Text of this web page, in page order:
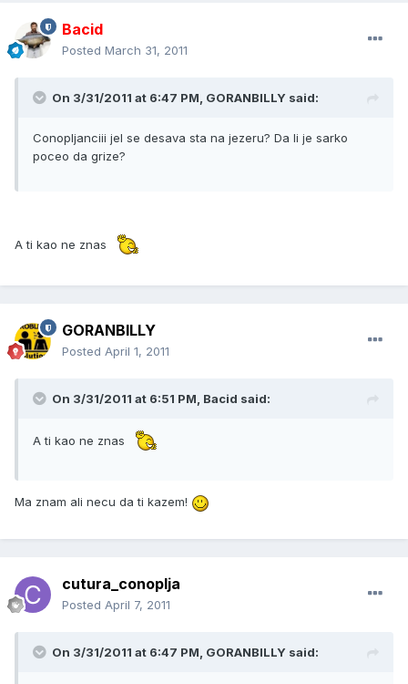
Bacid
Posted March 31, 2011
On 3/31/2011 at 6:47 PM, GORANBILLY said:
Conopljanciii jel se desava sta na jezeru? Da li je sarko
poceo da grize?
A ti kao ne znas
GORANBILLY
Posted April 1, 2011
On 3/31/2011 at 6:51 PM, Bacid said:
A ti kao ne znas
Ma znam ali necu da ti kazem!
cutura_conoplja
Posted April 7, 2011
On 3/31/2011 at 6:47 PM, GORANBILLY said: